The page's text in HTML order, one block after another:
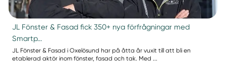
JL Fönster & Fasad fick 350+ nya förfrågningar med
Smartp...
JL Fönster & Fasad i Oxelösund har på åtta år vuxit till att bli en
etablerad aktör inom fönster, fasad och tak. Med ...